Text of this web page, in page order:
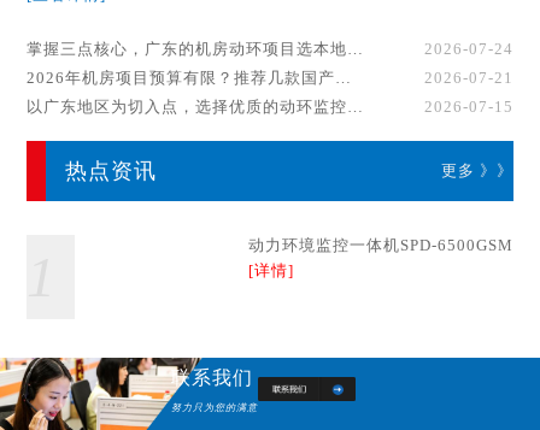
掌握三点核心，广东的机房动环项目选本地厂家事半功倍！
2026-07-24
2026年机房项目预算有限？推荐几款国产动环监控系统品牌
2026-07-21
以广东地区为切入点，选择优质的动环监控系统厂家
2026-07-15
热点资讯 更多 》》
动力环境监控一体机SPD-6500GSM
[详情]
联系我们
努力只为您的满意